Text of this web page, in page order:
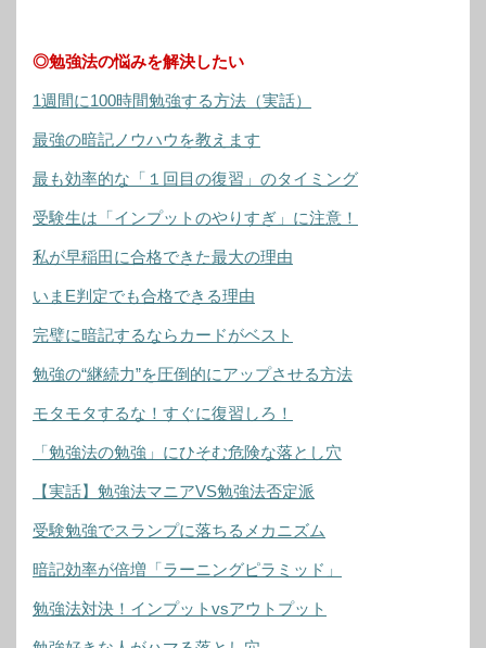
◎勉強法の悩みを解決したい
1週間に100時間勉強する方法（実話）
最強の暗記ノウハウを教えます
最も効率的な「１回目の復習」のタイミング
受験生は「インプットのやりすぎ」に注意！
私が早稲田に合格できた最大の理由
いまE判定でも合格できる理由
完璧に暗記するならカードがベスト
勉強の“継続力”を圧倒的にアップさせる方法
モタモタするな！すぐに復習しろ！
「勉強法の勉強」にひそむ危険な落とし穴
【実話】勉強法マニアVS勉強法否定派
受験勉強でスランプに落ちるメカニズム
暗記効率が倍増「ラーニングピラミッド」
勉強法対決！インプットvsアウトプット